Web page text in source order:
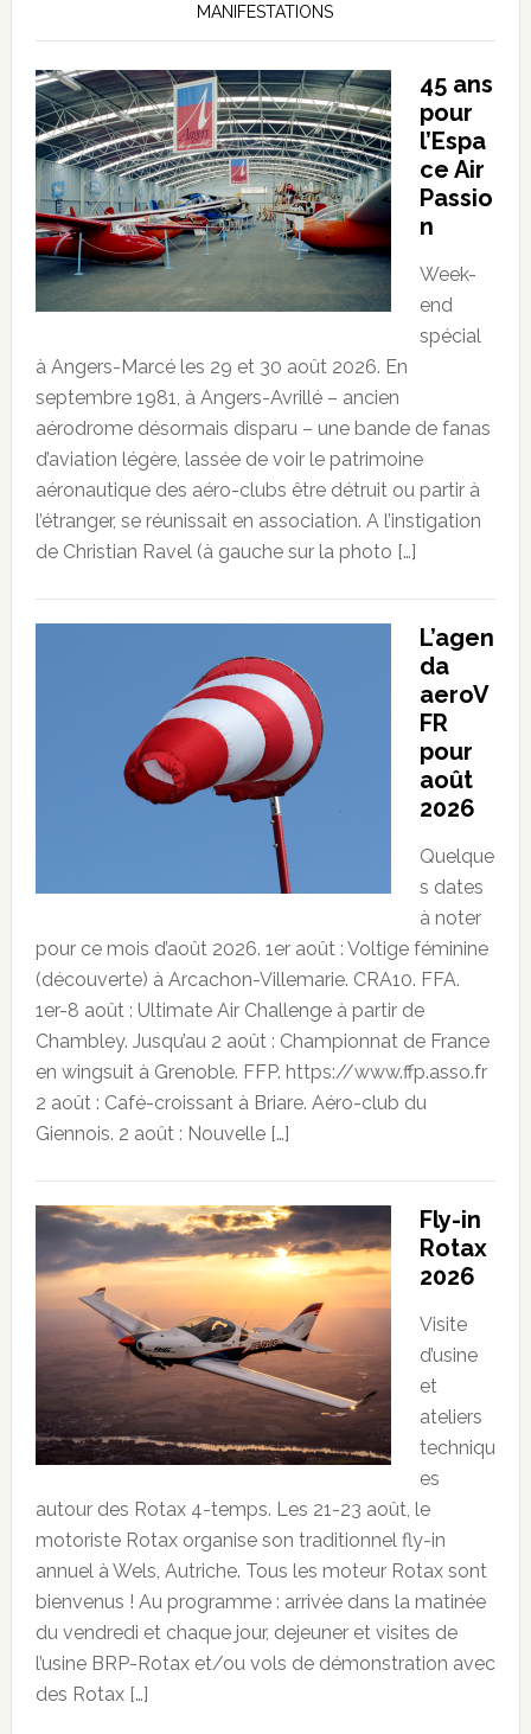
MANIFESTATIONS
45 ans
pour
l’Espa
ce Air
Passio
n
Week-
end
spécial
à Angers-Marcé les 29 et 30 août 2026. En
septembre 1981, à Angers-Avrillé – ancien
aérodrome désormais disparu – une bande de fanas
d’aviation légère, lassée de voir le patrimoine
aéronautique des aéro-clubs être détruit ou partir à
l’étranger, se réunissait en association. A l’instigation
de Christian Ravel (à gauche sur la photo […]
L’agen
da
aeroV
FR
pour
août
2026
Quelque
s dates
à noter
pour ce mois d’août 2026. 1er août : Voltige féminine
(découverte) à Arcachon-Villemarie. CRA10. FFA.
1er-8 août : Ultimate Air Challenge à partir de
Chambley. Jusqu’au 2 août : Championnat de France
en wingsuit à Grenoble. FFP. https://www.ffp.asso.fr
2 août : Café-croissant à Briare. Aéro-club du
Giennois. 2 août : Nouvelle […]
Fly-in
Rotax
2026
Visite
d’usine
et
ateliers
techniqu
es
autour des Rotax 4-temps. Les 21-23 août, le
motoriste Rotax organise son traditionnel fly-in
annuel à Wels, Autriche. Tous les moteur Rotax sont
bienvenus ! Au programme : arrivée dans la matinée
du vendredi et chaque jour, dejeuner et visites de
l’usine BRP-Rotax et/ou vols de démonstration avec
des Rotax […]